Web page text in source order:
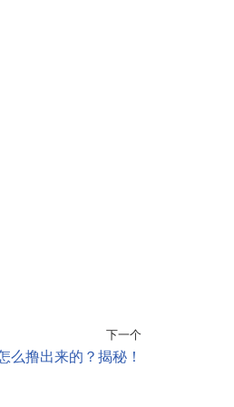
下一个
么撸出来的？揭秘！